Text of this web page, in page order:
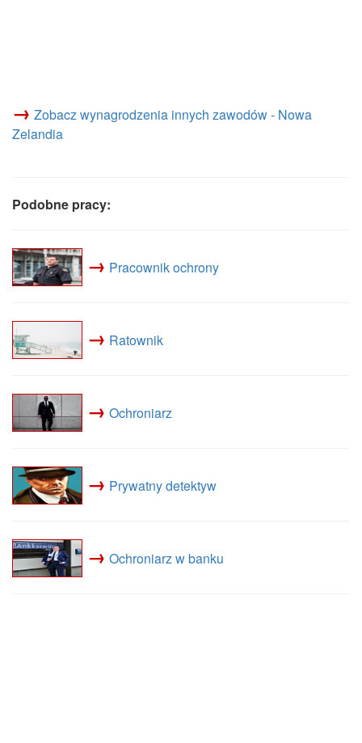
→ Zobacz wynagrodzenia innych zawodów - Nowa
Zelandia
Podobne pracy:
→ Pracownik ochrony
→ Ratownik
→ Ochroniarz
→ Prywatny detektyw
→ Ochroniarz w banku